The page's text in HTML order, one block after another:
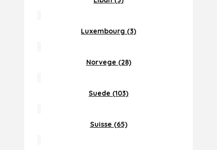
Luxembourg (3)
Norvege (28)
Suede (103)
Suisse (65)